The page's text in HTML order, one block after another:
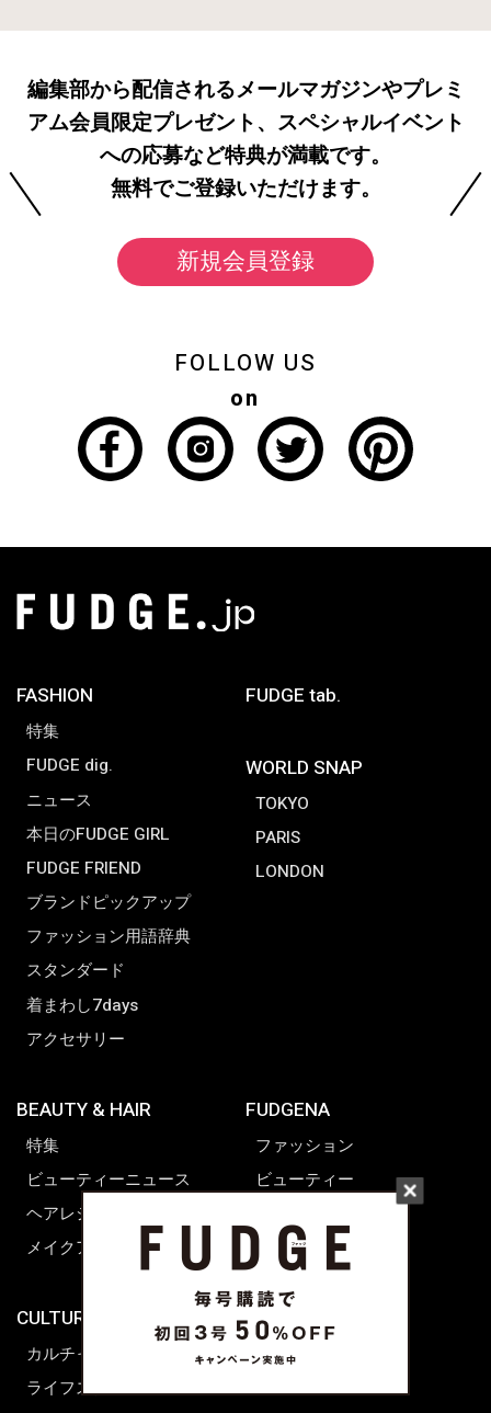
編集部から配信されるメールマガジンやプレミ
アム会員限定プレゼント、スペシャルイベント
への応募など特典が満載です。
無料でご登録いただけます。
新規会員登録
FOLLOW US
on
FASHION
特集
FUDGE dig.
ニュース
本日のFUDGE GIRL
FUDGE FRIEND
ブランドピックアップ
ファッション用語辞典
スタンダード
着まわし7days
アクセサリー
FUDGE tab.
WORLD SNAP
TOKYO
PARIS
LONDON
BEAUTY & HAIR
特集
ビューティーニュース
ヘアレシピ ストーリーズ
メイクアップティップス
CULTURE & LIFE
カルチャー
ライフスタイル
FUDGENA
ファッション
ビューティー
ライフスタイル